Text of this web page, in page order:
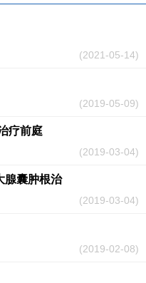
(2021-05-14)
(2019-05-09)
疗前庭
(2019-03-04)
腺囊肿根治
(2019-03-04)
(2019-02-08)